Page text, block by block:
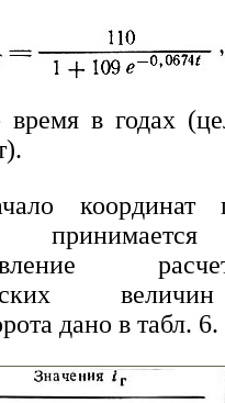
в годах
координат
дано в табл. 6.